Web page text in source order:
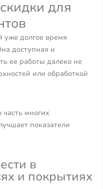
для
уже долгое время
доступная и
ее работы далеко не
или обработкой
часть многих
показатели
в
и покрытиях